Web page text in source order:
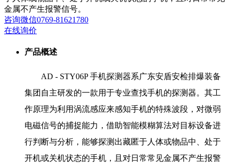
金属不产生报警信号。
咨询微信0769-81621780
在线询价
产品概述
AD - STY06P 手机探测器系广东安盾安检排爆装备
集团自主研发的一款用于专业查找手机的探测器。其工
作原理为利用涡流感应来感知手机的特殊波段，对微弱
电磁信号的捕捉能力，借助智能模糊算法对目标设备进
行判断与分析，能够探测出藏匿于人体或物品中、处于
开机或关机状态的手机，且对日常常见金属不产生报警